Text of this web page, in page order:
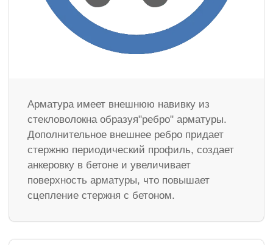
Арматура имеет внешнюю навивку из
стекловолокна образуя"ребро" арматуры.
Дополнительное внешнее ребро придает
стержню периодический профиль, создает
анкеровку в бетоне и увеличивает
поверхность арматуры, что повышает
сцепление стержня с бетоном.